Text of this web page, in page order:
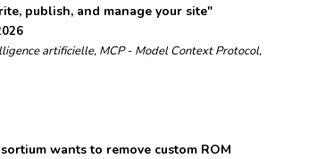
publish, and manage your site"
artificielle, MCP - Model Context Protocol,
wants to remove custom ROM